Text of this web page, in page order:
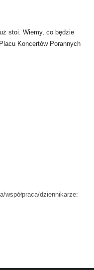
stoi. Wiemy, co będzie
Koncertów Porannych
współpraca/dziennikarze: